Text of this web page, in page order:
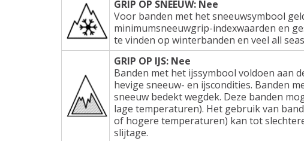
GRIP OP SNEEUW: Nee
Voor banden met het sneeuwsymbool
minimumsneeuwgrip-indexwaarden en
te vinden op winterbanden en veel all
GRIP OP IJS: Nee
Banden met het ijssymbool voldoen aan
hevige sneeuw- en ijscondities. Banden
sneeuw bedekt wegdek. Deze banden
lage temperaturen). Het gebruik van
of hogere temperaturen) kan tot
slijtage.